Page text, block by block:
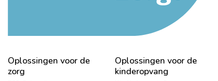
Oplossingen voor de
zorg
Oplossingen voor de
kinderopvang